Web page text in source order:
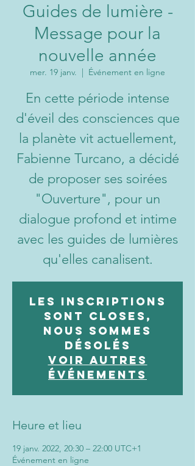
Guides de lumière -
Message pour la
nouvelle année
mer. 19 janv.
  |
Événement en ligne
En cette période intense
d'éveil des consciences que
la planète vit actuellement,
Fabienne Turcano, a décidé
de proposer ses soirées
"Ouverture", pour un
dialogue profond et intime
avec les guides de lumières
qu'elles canalisent.
Les inscriptions
sont closes,
nous sommes
désolés
Voir autres
événements
Heure et lieu
19 janv. 2022, 20:30 – 22:00 UTC+1
Événement en ligne